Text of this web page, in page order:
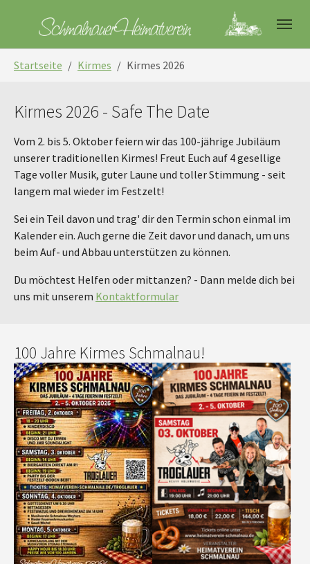
Startseite Kirmes Kirmes 2026
Kirmes 2026 - Safe The Date
Vom 2. bis 5. Oktober feiern wir das 100-jährige Jubiläum
unserer traditionellen Kirmes! Freut Euch auf 4 gesellige
Tage voller Musik, guter Laune und toller Stimmung - seit
langem mal wieder im Festzelt!
Sei ein Teil davon und trag' dir den Termin schon einmal im
Kalender ein. Auch gerne die Zeit davor und danach, um uns
beim Auf- und Abbau unterstützen zu können.
Du möchtest Helfen oder mittanzen? - Dann melde dich bei
uns mit unserem Kontaktformular
Show larger version for:
100 Jahre Kirmes Schmalnau!